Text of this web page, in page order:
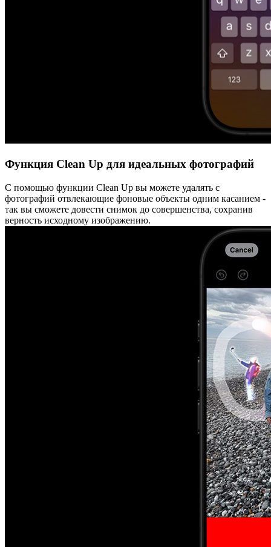
Функция Clean Up для идеальных фотографий
С помощью функции Clean Up вы можете удалять с
фотографий отвлекающие фоновые объекты одним касанием -
так вы сможете довести снимок до совершенства, сохранив
верность исходному изображению.